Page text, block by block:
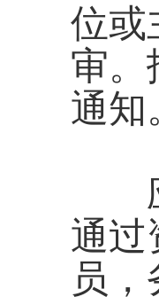
位或
审。
通知
（
应
通过
员